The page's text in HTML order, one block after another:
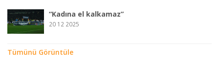
“Kadına el kalkamaz”
20 12 2025
Tümünü Görüntüle